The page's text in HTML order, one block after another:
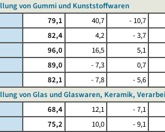
von Gummi und Kunststoffwaren
79,1 40,7 - 10,7
82,4 4,2 - 3,7
96,0 16,5 5,1
89,0 - 7,3 0,7
82,1 - 7,8 - 5,6
von Glas und Glaswaren, Keramik,
68,4 12,1 - 7,1
75,2 10,0 - 9,1